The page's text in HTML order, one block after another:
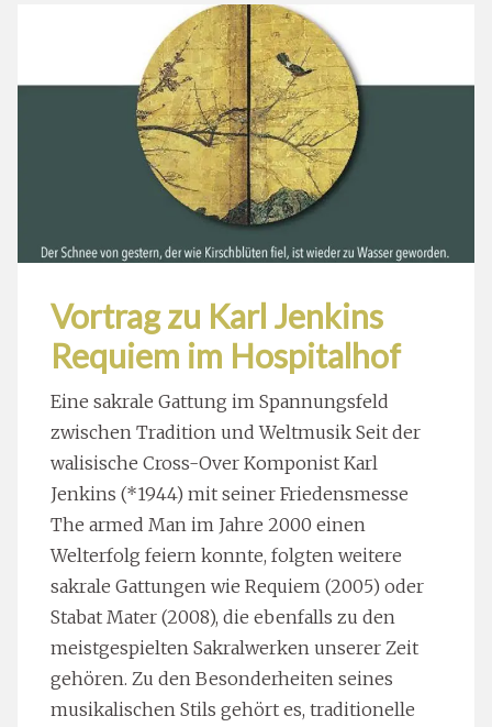
Vortrag zu Karl Jenkins
Requiem im Hospitalhof
Eine sakrale Gattung im Spannungsfeld
zwischen Tradition und Weltmusik Seit der
walisische Cross-Over Komponist Karl
Jenkins (*1944) mit seiner Friedensmesse
The armed Man im Jahre 2000 einen
Welterfolg feiern konnte, folgten weitere
sakrale Gattungen wie Requiem (2005) oder
Stabat Mater (2008), die ebenfalls zu den
meistgespielten Sakralwerken unserer Zeit
gehören. Zu den Besonderheiten seines
musikalischen Stils gehört es, traditionelle